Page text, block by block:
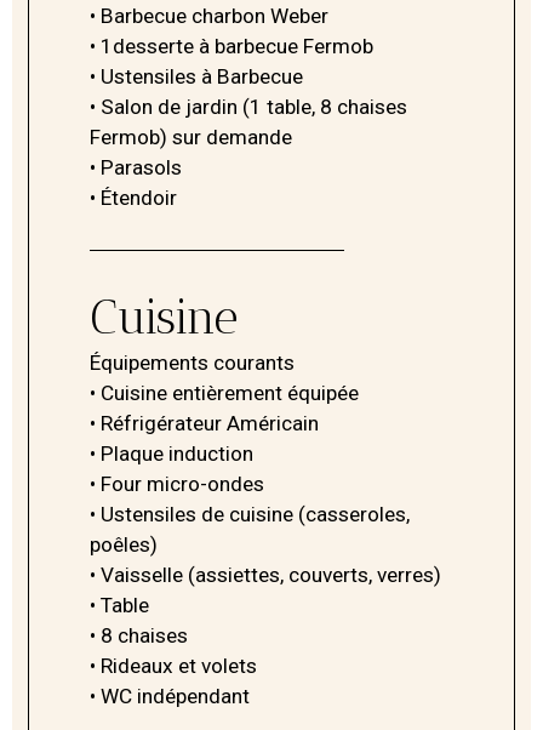
• Barbecue charbon Weber
• 1desserte à barbecue Fermob
• Ustensiles à Barbecue
• Salon de jardin (1 table, 8 chaises
Fermob) sur demande
• Parasols
• Étendoir
Cuisine
Équipements courants
• Cuisine entièrement équipée
• Réfrigérateur Américain
• Plaque induction
• Four micro-ondes
• Ustensiles de cuisine (casseroles,
poêles)
• Vaisselle (assiettes, couverts, verres)
• Table
• 8 chaises
• Rideaux et volets
• WC indépendant